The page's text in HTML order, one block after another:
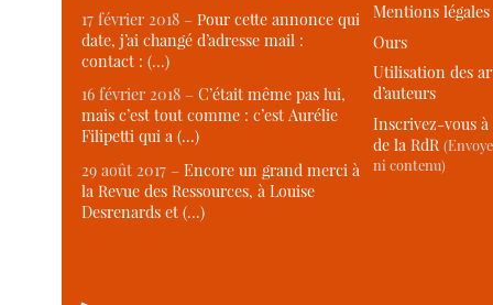
17 février 2018 –Pour cette annonce qui
date, j’ai changé d’adresse mail :
contact : (…)
16 février 2018 –C’était même pas lui,
mais c’est tout comme : c’est Aurélie
Filipetti qui a (…)
29 août 2017 –Encore un grand merci à
la Revue des Ressources, à Louise
Desrenards et (…)
Mentions légales
Ours
Utilisation des
d’auteurs
Inscrivez-vous
de la RdR
ni contenu)